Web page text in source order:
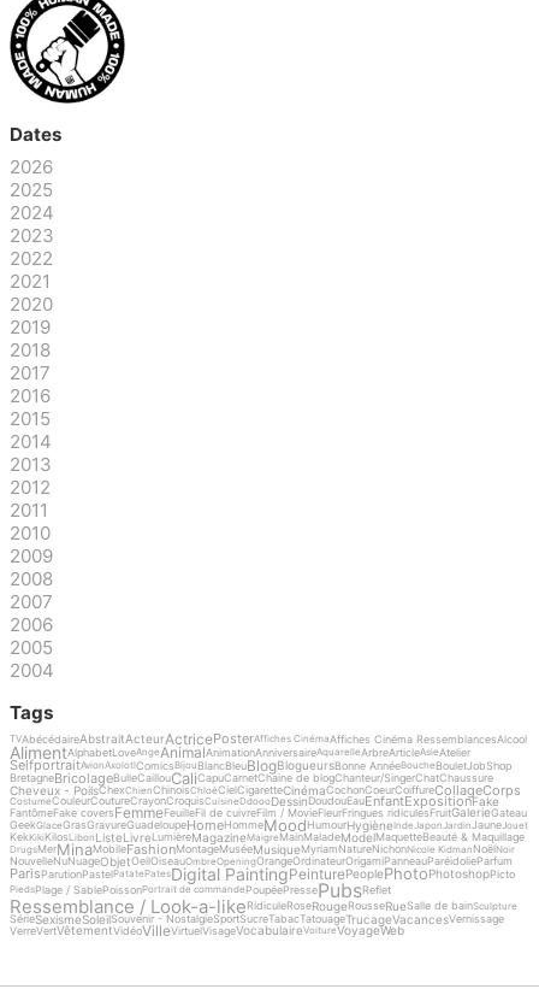
Dates
2026
2025
2024
2023
2022
2021
2020
2019
2018
2017
2016
2015
2014
2013
2012
2011
2010
2009
2008
2007
2006
2005
2004
Tags
TVAbécédaireAbstraitActeurActricePosterAffiches CinémaAffiches Cinéma RessemblancesAlcool
AlimentAlphabetLoveAnge AnimalAnimationAnniversaireAquarelleArbreArticleAsieAtelier
SelfportraitAvionAxolotlComicsBijou BlancBleuBlogBlogueursBonne AnnéeBouche BouletJobShop
BretagneBricolageBulleCaillouCaliCapuCarnetChaine de blogChanteur/SingerChatChaussure
Cheveux - PoilsChexChienChinoisChloéCielCigaretteCinémaCochonCoeurCoiffureCollageCorps
CostumeCouleurCoutureCrayonCroquisCuisineDdoooDessinDoudouEauEnfantExpositionFake
FantômeFake coversFemmeFeuilleFil de cuivreFilm / MovieFleurFringues ridiculesFruitGalerieGateau
GeekGlaceGrasGravureGuadeloupeHomeHommeMoodHumourHygièneInde Japon JardinJaune Jouet
KekKikiKilosLibon ListeLivreLumièreMagazineMaigre MainMaladeModelMaquetteBeauté & Maquillage
DrugsMerMinaMobileFashionMontageMuséeMusiqueMyriamNatureNichonNicole Kidman NoëlNoir
NouvelleNuNuageObjetOeilOiseauOmbreOpeningOrangeOrdinateurOrigamiPanneauParéidolieParfum
ParisParutionPastelPatatePatesDigital PaintingPeinturePeoplePhotoPhotoshopPicto
PiedsPlage / SablePoissonPortrait de commande PoupéePressePubsReflet
Ressemblance / Look-a-likeRidiculeRoseRougeRousseRueSalle de bainSculpture
SérieSexismeSoleilSouvenir - NostalgieSportSucreTabacTatouageTrucageVacancesVernissage
VerreVertVêtementVidéoVilleVirtuelVisageVocabulaireVoitureVoyageWeb